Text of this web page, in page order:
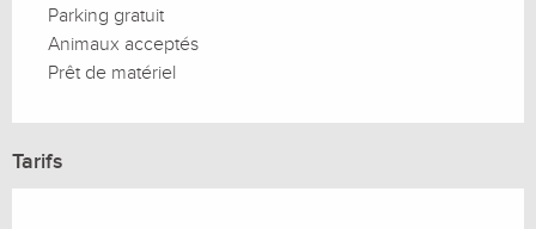
Parking gratuit
Animaux acceptés
Prêt de matériel
Tarifs